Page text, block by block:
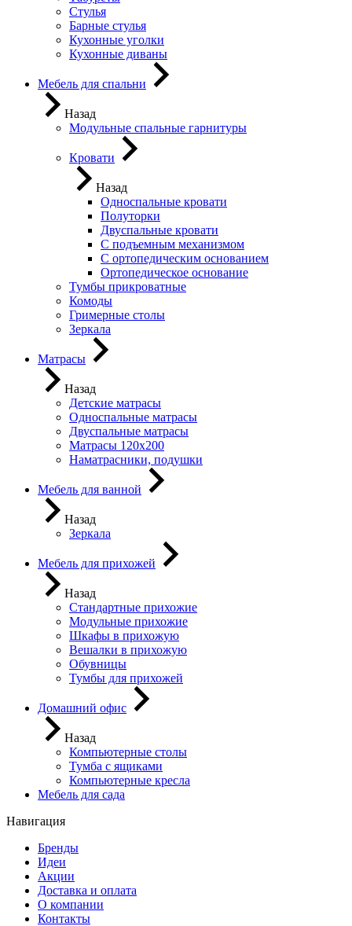
Стулья
Барные стулья
Кухонные уголки
Кухонные диваны
Мебель для спальни
Назад
Модульные спальные гарнитуры
Кровати
Назад
Односпальные кровати
Полуторки
Двуспальные кровати
С подъемным механизмом
С ортопедическим основанием
Ортопедическое основание
Тумбы прикроватные
Комоды
Гримерные столы
Зеркала
Матрасы
Назад
Детские матрасы
Односпальные матрасы
Двуспальные матрасы
Матрасы 120х200
Наматрасники, подушки
Мебель для ванной
Назад
Зеркала
Мебель для прихожей
Назад
Стандартные прихожие
Модульные прихожие
Шкафы в прихожую
Вешалки в прихожую
Обувницы
Тумбы для прихожей
Домашний офис
Назад
Компьютерные столы
Тумба с ящиками
Компьютерные кресла
Мебель для сада
Навигация
Бренды
Идеи
Акции
Доставка и оплата
О компании
Контакты